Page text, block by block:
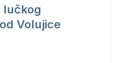
lučkog
Volujice